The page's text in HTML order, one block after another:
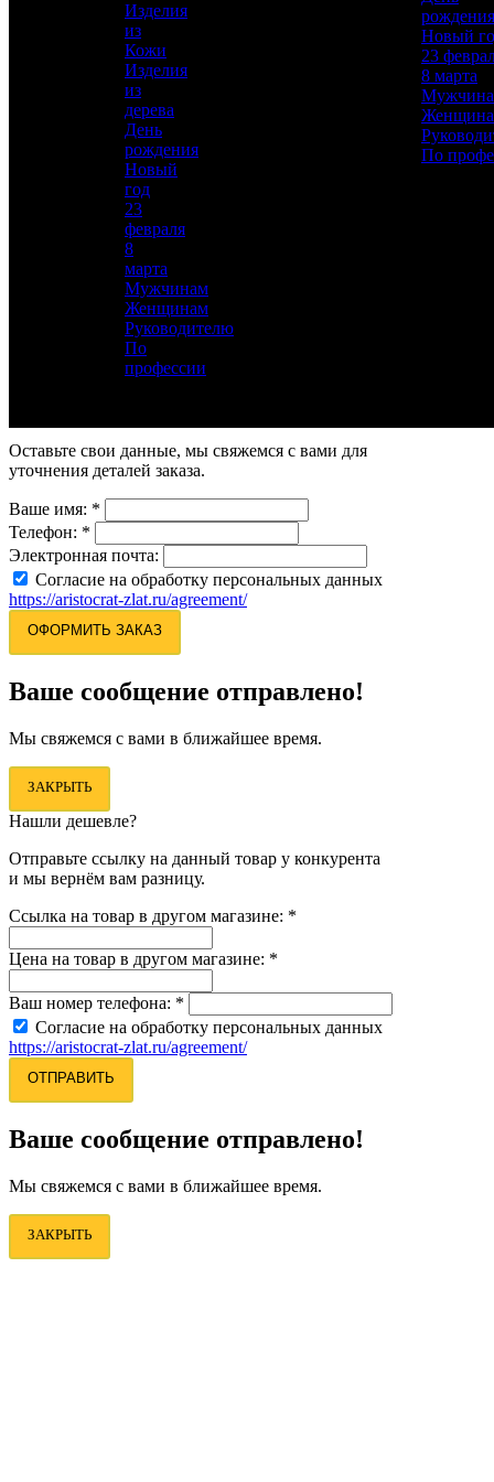
Гравирование по лаку, Травление,
Подрезка штихелем, Никелирование,
Латунь, Никель, Золото, Кожа
Для добавления товара в избранное, пожалуйста,
АВТОРИЗОВАТЬСЯ ОТМЕНА
Оставьте свои данные, мы свяжемся с вами для
уточнения деталей заказа.
Ваше имя: *
Телефон: *
Электронная почта:
Согласие на обработку персональных данных
https://aristocrat-zlat.ru/agreement/
ОФОРМИТЬ ЗАКАЗ
Ваше сообщение отправлено!
Мы свяжемся с вами в ближайшее время.
ЗАКРЫТЬ
Нашли дешевле?
Отправьте ссылку на данный товар у конкурента
и мы вернём вам разницу.
Ссылка на товар в другом магазине: *
Цена на товар в другом магазине: *
Ваш номер телефона: *
Согласие на обработку персональных данных
https://aristocrat-zlat.ru/agreement/
ОТПРАВИТЬ
Ваше сообщение отправлено!
Мы свяжемся с вами в ближайшее время.
ЗАКРЫТЬ
Изделия
из
Кожи
Изделия
из
дерева
День
рождения
Новый
год
23
февраля
8
марта
Мужчинам
Женщинам
Руководителю
По
профессии
рождения
Новый
23
8 марта
По